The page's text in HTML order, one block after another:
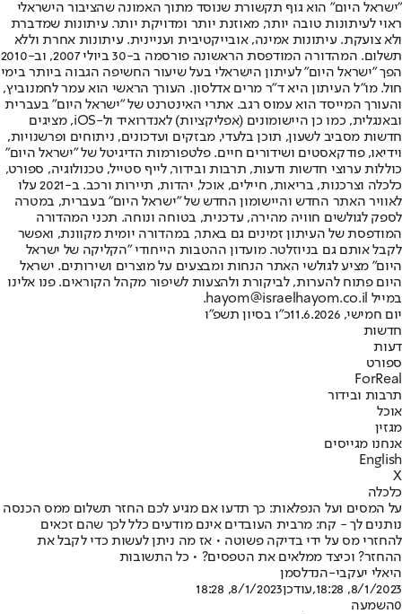
"ישראל היום" הוא גוף תקשורת שנוסד מתוך האמונה שהציבור הישראלי
ראוי לעיתונות טובה יותר, מאוזנת יותר ומדויקת יותר. עיתונות שמדברת
ולא צועקת. עיתונות אמינה, אובייקטיבית ועניינית. עיתונות אחרת וללא
תשלום. המהדורה המודפסת הראשונה פורסמה ב-30 ביולי 2007, וב-2010
הפך "ישראל היום" לעיתון הישראלי בעל שיעור החשיפה הגבוה ביותר בימי
חול. מו"ל העיתון היא ד"ר מרים אדלסון. העורך הראשי הוא עמר לחמנוביץ,
והעורך המייסד הוא עמוס רגב. אתרי האינטרנט של "ישראל היום" בעברית
ובאנגלית, כמו כן היישומונים (אפליקציות) לאנדרואיד ול-iOS, מציגים
חדשות מסביב לשעון, תוכן בלעדי, מבזקים ועדכונים, ניתוחים ופרשנויות,
וידיאו, פודקאסטים ושידורים חיים. פלטפורמות הדיגיטל של "ישראל היום"
כוללות ערוצי חדשות ודעות, תרבות ובידור, לייף סטייל, טכנולוגיה, ספורט,
כלכלה וצרכנות, בריאות, חיילים, אוכל, יהדות, תיירות ורכב. ב-2021 עלו
לאוויר האתר החדש והיישומון החדש של "ישראל היום" בעברית, במטרה
לספק לגולשים חוויה מהירה, עדכנית, בטוחה ונוחה. תכני המהדורה
המודפסת של העיתון זמינים גם באתר, במהדורה יומית מקוונת, ואפשר
לקבל אותם גם בניוזלטר. מועדון ההטבות הייחודי "הקליקה של ישראל
היום" מציע לגולשי האתר הנחות ומבצעים על מוצרים ושירותים. ישראל
היום פתוח להערות, לביקורת ולהצעות לשיפור מקהל הקוראים. פנו אלינו
במייל hayom@israelhayom.co.il.
יום חמישי, 11.6.2026
כ"ו בסיון תשפ"ו
חדשות
דעות
ספורט
ForReal
תרבות ובידור
אוכל
מגזין
אנחנו מגייסים
English
X
כלכלה
על המסים ועל הנפלאות: כך תדעו אם מגיע לכם החזר תשלום ממס הכנסה
נותנים לך - קח: מרבית העובדים אינם מודעים כלל לכך שהם זכאים
להחזרי מס על ידי בדיקה פשוטה • אז מה ניתן לעשות כדי לקבל את
ההחזר? וכיצד ממלאים את הטפסים? • כל התשובות
היאלי יעקבי-הנדלסמן
8/1/2023, 18:28
,עודכן8/1/2023, 18:28
0השמעה